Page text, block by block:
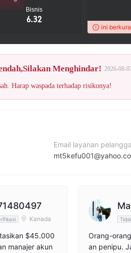
Bisnis
6.32
Skor WikiFX untuk broker ini
Menghindar! 2026-08-
Harap waspada terhadap risikonya!
Email layanan
Kanada
$45.000
manajer akun
Orang-
an penipu.